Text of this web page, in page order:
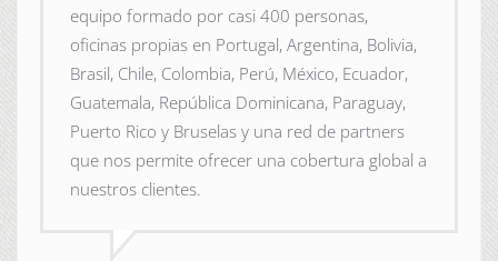
equipo formado por casi 400 personas,
oficinas propias en Portugal, Argentina, Bolivia,
Brasil, Chile, Colombia, Perú, México, Ecuador,
Guatemala, República Dominicana, Paraguay,
Puerto Rico y Bruselas y una red de partners
que nos permite ofrecer una cobertura global a
nuestros clientes.